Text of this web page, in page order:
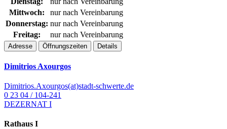
Mittwoch:
nur nach Vereinbarung
Donnerstag: nur nach Vereinbarung
Freitag:
nur nach Vereinbarung
Adresse Öffnungszeiten Details
Dimitrios Axourgos
Dimitrios.Axourgos(at)stadt-schwerte.de
0 23 04 / 104-241
DEZERNAT I
Rathaus I